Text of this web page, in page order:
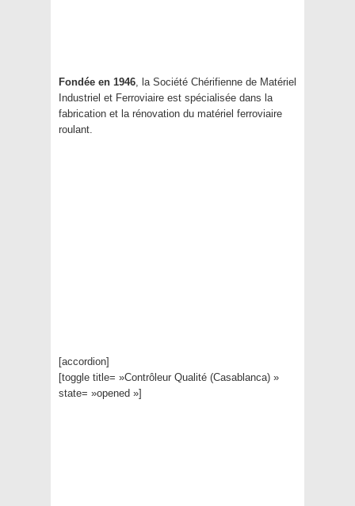
Fondée en 1946, la Société Chérifienne de Matériel
Industriel et Ferroviaire est spécialisée dans la
fabrication et la rénovation du matériel ferroviaire
roulant.
[accordion]
[toggle title= »Contrôleur Qualité (Casablanca) »
state= »opened »]